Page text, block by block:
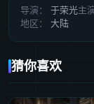
第41集
导演： 于荣光主
地区：
大陆
猜你喜欢